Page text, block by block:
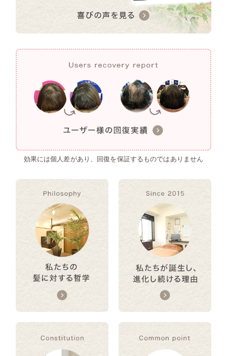
効果には個人差があり、回復を保証するものではありません